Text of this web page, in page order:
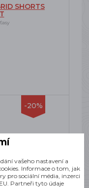
SHORTS
-20%
vašeho nastavení a
Informace o tom, jak
pro sociální média, inzerci
Partneři tyto údaje